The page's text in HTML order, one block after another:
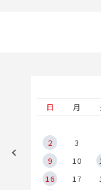
日
月
2
3
9
10
16
17